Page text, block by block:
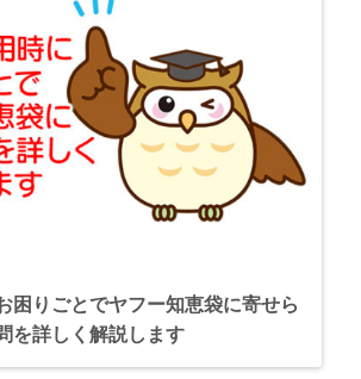
困りごとでヤフー知恵袋に寄せら
を詳しく解説します